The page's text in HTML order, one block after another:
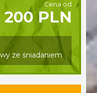
Cena od
200 PLN
ze śniadaniem